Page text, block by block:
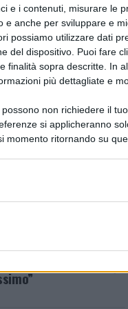
e i contenuti, misurare le
e anche per sviluppare e
possiamo utilizzare dati
del dispositivo. Puoi fare
finalità sopra descritte. In
più dettagliate e
non richiedere il
si applicheranno
momento ritornando su
forma di società.
altro che bene alla
di avvicinare
diretta. Dopo
con gli autori,
protagonisti